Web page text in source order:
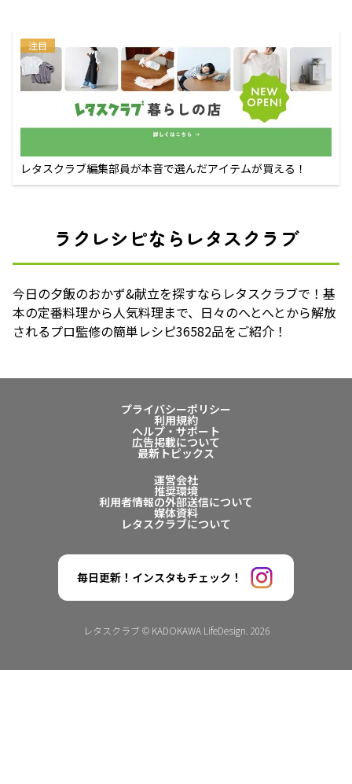
注目
レタスクラブ編集部員が本音で選んだアイテムが買える！
ラクレシピならレタスクラブ
今日の夕飯のおかず&献立を探すならレタスクラブで！基
本の定番料理から人気料理まで、日々のへとへとから解放
されるプロ監修の簡単レシピ36582品をご紹介！
プライバシーポリシー
利用規約
ヘルプ・サポート
広告掲載について
最新トピックス
運営会社
推奨環境
利用者情報の外部送信について
媒体資料
レタスクラブについて
毎日更新！インスタもチェック！
レタスクラブ © KADOKAWA LifeDesign. 2026